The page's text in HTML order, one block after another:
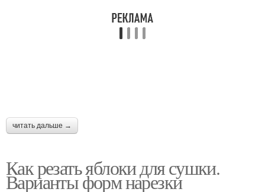
читать дальше →
Как резать яблоки для сушки.
Варианты форм нарезки